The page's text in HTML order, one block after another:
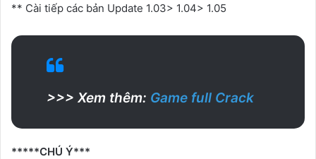
** Cài tiếp các bản Update 1.03> 1.04> 1.05
>>> Xem thêm: Game full Crack
*****CHÚ Ý***